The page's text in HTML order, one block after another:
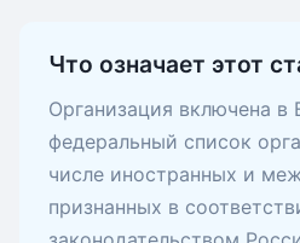
Что означает этот
Организация включена в
федеральный список
числе иностранных и
признанных в